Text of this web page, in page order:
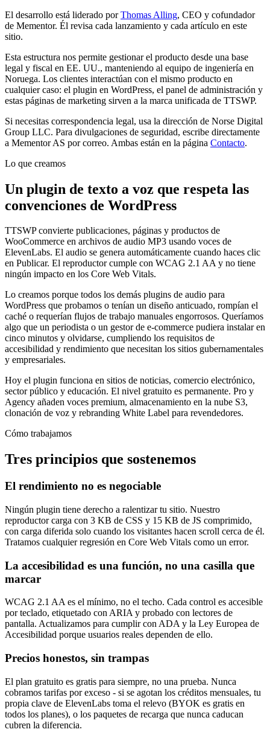
El desarrollo está liderado porThomas Alling, CEO y cofundador
de Mementor. Él revisa cada lanzamiento y cada artículo en este
sitio.
Esta estructura nos permite gestionar el producto desde una base
legal y fiscal en EE. UU., manteniendo al equipo de ingeniería en
Noruega. Los clientes interactúan con el mismo producto en
cualquier caso: el plugin en WordPress, el panel de administración y
estas páginas de marketing sirven a la marca unificada de TTSWP.
Si necesitas correspondencia legal, usa la dirección de Norse Digital
Group LLC. Para divulgaciones de seguridad, escribe directamente
a Mementor AS por correo. Ambas están en la página Contacto.
Lo que creamos
Un plugin de texto a voz que respeta las
convenciones de WordPress
TTSWP convierte publicaciones, páginas y productos de
WooCommerce en archivos de audio MP3 usando voces de
ElevenLabs. El audio se genera automáticamente cuando haces clic
en Publicar. El reproductor cumple con WCAG 2.1 AA y no tiene
ningún impacto en los Core Web Vitals.
Lo creamos porque todos los demás plugins de audio para
WordPress que probamos o tenían un diseño anticuado, rompían el
caché o requerían flujos de trabajo manuales engorrosos. Queríamos
algo que un periodista o un gestor de e-commerce pudiera instalar en
cinco minutos y olvidarse, cumpliendo los requisitos de
accesibilidad y rendimiento que necesitan los sitios gubernamentales
y empresariales.
Hoy el plugin funciona en sitios de noticias, comercio electrónico,
sector público y educación. El nivel gratuito es permanente. Pro y
Agency añaden voces premium, almacenamiento en la nube S3,
clonación de voz y rebranding White Label para revendedores.
Cómo trabajamos
Tres principios que sostenemos
El rendimiento no es negociable
Ningún plugin tiene derecho a ralentizar tu sitio. Nuestro
reproductor carga con 3 KB de CSS y 15 KB de JS comprimido,
con carga diferida solo cuando los visitantes hacen scroll cerca de él.
Tratamos cualquier regresión en Core Web Vitals como un error.
La accesibilidad es una función, no una casilla que
marcar
WCAG 2.1 AA es el mínimo, no el techo. Cada control es accesible
por teclado, etiquetado con ARIA y probado con lectores de
pantalla. Actualizamos para cumplir con ADA y la Ley Europea de
Accesibilidad porque usuarios reales dependen de ello.
Precios honestos, sin trampas
El plan gratuito es gratis para siempre, no una prueba. Nunca
cobramos tarifas por exceso - si se agotan los créditos mensuales, tu
propia clave de ElevenLabs toma el relevo (BYOK es gratis en
todos los planes), o los paquetes de recarga que nunca caducan
cubren la diferencia.